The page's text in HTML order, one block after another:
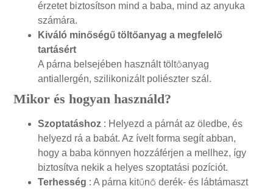
érzetet biztosítson mind a baba, mind az anyuka
számára.
Kiváló minőségű töltőanyag a megfelelő
tartásért
A párna belsejében használt töltőanyag
antiallergén, szilikonizált poliészter szál.
Mikor és hogyan használd?
Szoptatáshoz : Helyezd a párnát az öledbe, és
helyezd rá a babát. Az ívelt forma segít abban,
hogy a baba könnyen hozzáférjen a mellhez, így
biztosítva nekik a helyes szoptatási pozíciót.
Terhesség : A párna kitűnő derék- és lábtámaszt